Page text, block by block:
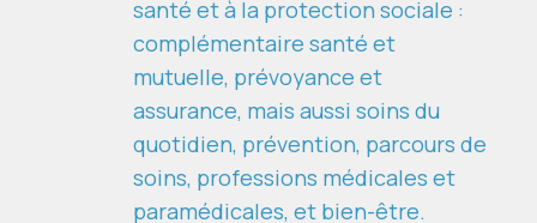
santé et à la protection sociale :
complémentaire santé et
mutuelle, prévoyance et
assurance, mais aussi soins du
quotidien, prévention, parcours de
soins, professions médicales et
paramédicales, et bien-être.